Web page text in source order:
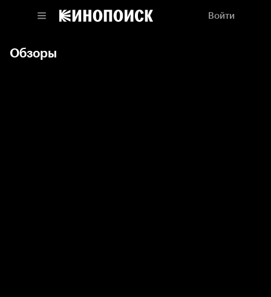
Войти
Обзоры